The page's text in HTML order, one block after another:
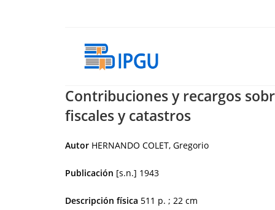
Contribuciones y recargos
fiscales y catastros
Autor HERNANDO COLET, Gregorio
Publicación [s.n.] 1943
Descripción física 511 p. ; 22 cm